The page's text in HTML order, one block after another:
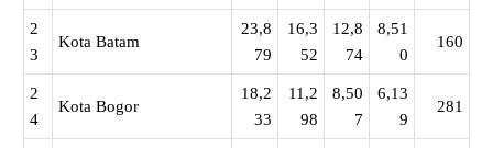
2
3
Kota Batam
23,8
79
16,3
52
12,8
74
8,51
0
160
2
4
Kota Bogor
18,2
33
11,2
98
8,50
7
6,13
9
281